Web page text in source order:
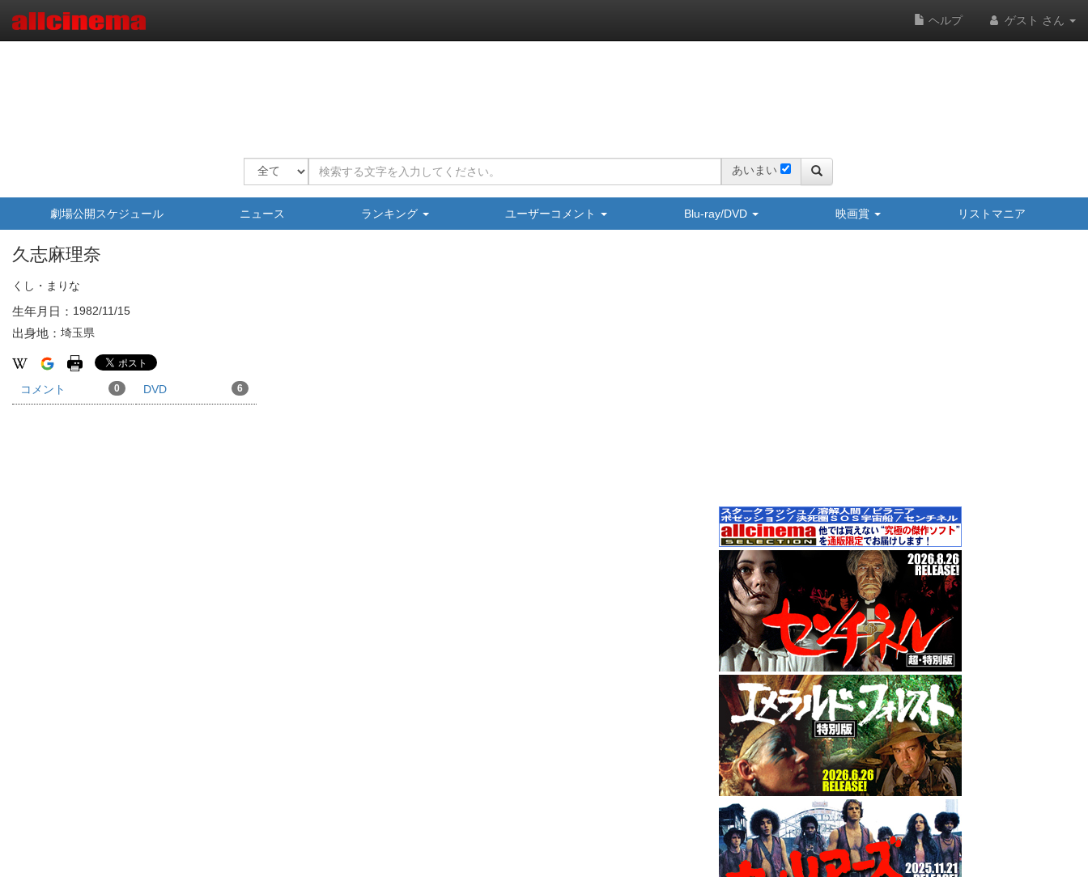
ヘルプ ゲスト さん
あいまい
劇場公開スケジュール ニュース ランキング ユーザーコメント Blu-ray/DVD 映画賞 リストマニア
久志麻理奈
くし・まりな
生年月日： 1982/11/15
出身地： 埼玉県
コメント 0 DVD 6